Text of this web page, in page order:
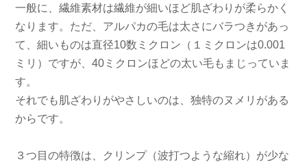
一般に、繊維素材は繊維が細いほど肌ざわりが柔らかく
なります。ただ、アルパカの毛は太さにバラつきがあっ
て、細いものは直径10数ミクロン（１ミクロンは0.001
ミリ）ですが、40ミクロンほどの太い毛もまじっていま
す。
それでも肌ざわりがやさしいのは、独特のヌメリがある
からです。
３つ目の特徴は、クリンプ（波打つような縮れ）が少な